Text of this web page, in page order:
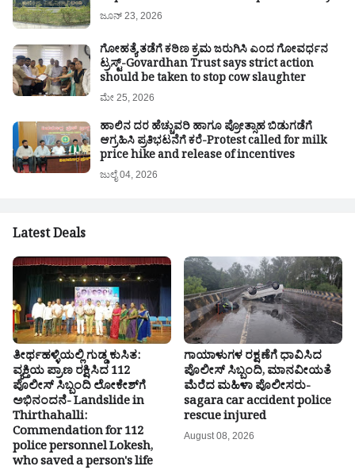
ಜೂನ್ 23, 2026
ಗೋಹತ್ಯೆ ತಡೆಗೆ ಕಠಿಣ ಕ್ರಮ ಜರುಗಿಸಿ ಎಂದ ಗೋವರ್ಧನ
ಟ್ರಸ್ಟ್-Govardhan Trust says strict action
should be taken to stop cow slaughter
ಮೇ 25, 2026
ಹಾಲಿನ ದರ ಹೆಚ್ಚುವರಿ ಹಾಗೂ ಪ್ರೋತ್ಸಾಹ ಬಿಡುಗಡೆಗೆ
ಆಗ್ರಹಿಸಿ ಪ್ರತಿಭಟನೆಗೆ ಕರೆ-Protest called for milk
price hike and release of incentives
ಜುಲೈ 04, 2026
Latest Deals
ತೀರ್ಥಹಳ್ಳಿಯಲ್ಲಿ ಗುಡ್ಡ ಕುಸಿತ:
ವ್ಯಕ್ತಿಯ ಪ್ರಾಣ ರಕ್ಷಿಸಿದ 112
ಪೊಲೀಸ್ ಸಿಬ್ಬಂದಿ ಲೋಕೇಶ್‌ಗೆ
ಅಭಿನಂದನೆ- Landslide in
Thirthahalli:
Commendation for 112
police personnel Lokesh,
who saved a person's life
ಗಾಯಾಳುಗಳ ರಕ್ಷಣೆಗೆ ಧಾವಿಸಿದ
ಪೊಲೀಸ್ ಸಿಬ್ಬಂದಿ, ಮಾನವೀಯತೆ
ಮೆರೆದ ಮಹಿಳಾ ಪೊಲೀಸರು-
sagara car accident police
rescue injured
August 08, 2026